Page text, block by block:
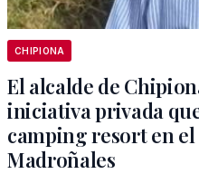
CHIPIONA
El alcalde de
iniciativa privada
camping resort en el
Madroñales